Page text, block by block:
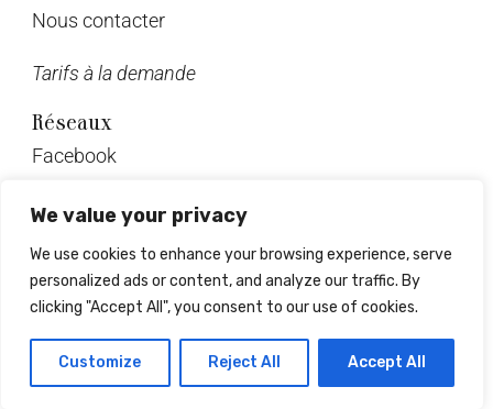
We value your privacy
We use cookies to enhance your browsing experience, serve
personalized ads or content, and analyze our traffic. By
clicking "Accept All", you consent to our use of cookies.
Customize Reject All Accept All
Nous contacter
Tarifs à la demande
Réseaux
Facebook
Instagram
Pinterest
Linkedin
© Not Magazine 2023
Design & développement : Mrlsagency